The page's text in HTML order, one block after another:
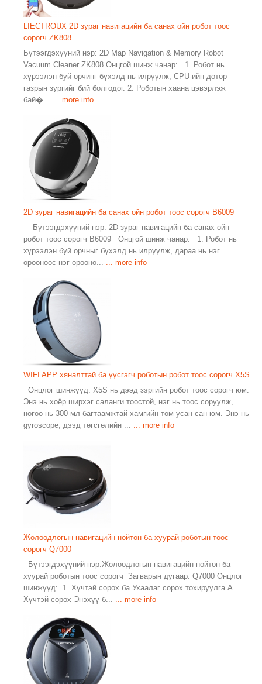
LIECTROUX 2D зураг навигацийн ба санах ойн робот тоос
сорогч ZK808
Бүтээгдэхүүний нэр: 2D Map Navigation & Memory Robot
Vacuum Cleaner ZK808 Онцгой шинж чанар: 1. Робот нь
хүрээлэн буй орчинг бүхэлд нь илрүүлж, CPU-ийн дотор
газрын зургийг бий болгодог. 2. Роботын хаана цэвэрлэж
бай�...
... more info
2D зураг навигацийн ба санах ойн робот тоос сорогч B6009
Бүтээгдэхүүний нэр: 2D зураг навигацийн ба санах ойн
робот тоос сорогч B6009 Онцгой шинж чанар: 1. Робот нь
хүрээлэн буй орчныг бүхэлд нь илрүүлж, дараа нь нэг
өрөөнөөс нэг өрөөнө...
... more info
WIFI APP хяналттай ба үүсгэгч роботын робот тоос сорогч X5S
Онцлог шинжүүд: X5S нь дээд зэргийн робот тоос сорогч юм.
Энэ нь хоёр ширхэг саланги тоостой, нэг нь тоос соруулж,
нөгөө нь 300 мл багтаамжтай хамгийн том усан сан юм. Энэ нь
gyroscope, дээд төгсгөлийн ...
... more info
Жолоодлогын навигацийн нойтон ба хуурай роботын тоос
сорогч Q7000
Бүтээгдэхүүний нэр:Жолоодлогын навигацийн нойтон ба
хуурай роботын тоос сорогч Загварын дугаар: Q7000 Онцлог
шинжүүд: 1. Хүчтэй сорох ба Ухаалаг сорох тохируулга A.
Хүчтэй сорох Энэхүү б...
... more info